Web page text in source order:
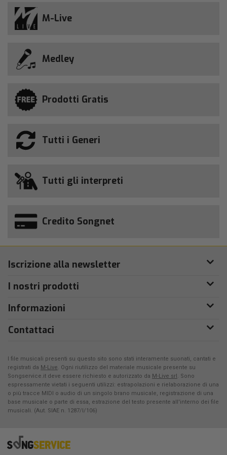
M-Live
Medley
Prodotti Gratis
Tutti i Generi
Tutti gli interpreti
Credito Songnet
Iscrizione alla newsletter
I nostri prodotti
Informazioni
Contattaci
I file musicali presenti su questo sito sono stati interamente suonati, cantati e
registrati da M-Live. Ogni riutilizzo del materiale musicale presente su
Songservice.it deve essere richiesto e autorizzato da M-Live srl. Sono
espressamente vietati i seguenti utilizzi: estrapolazioni e rielaborazione di una
o più tracce MIDI o audio di un singolo brano musicale, registrazione di una
base musicale o parte di essa, estrazione del testo presente all'interno dei file
musicali. (Aut. SIAE n. 1287/I/106)